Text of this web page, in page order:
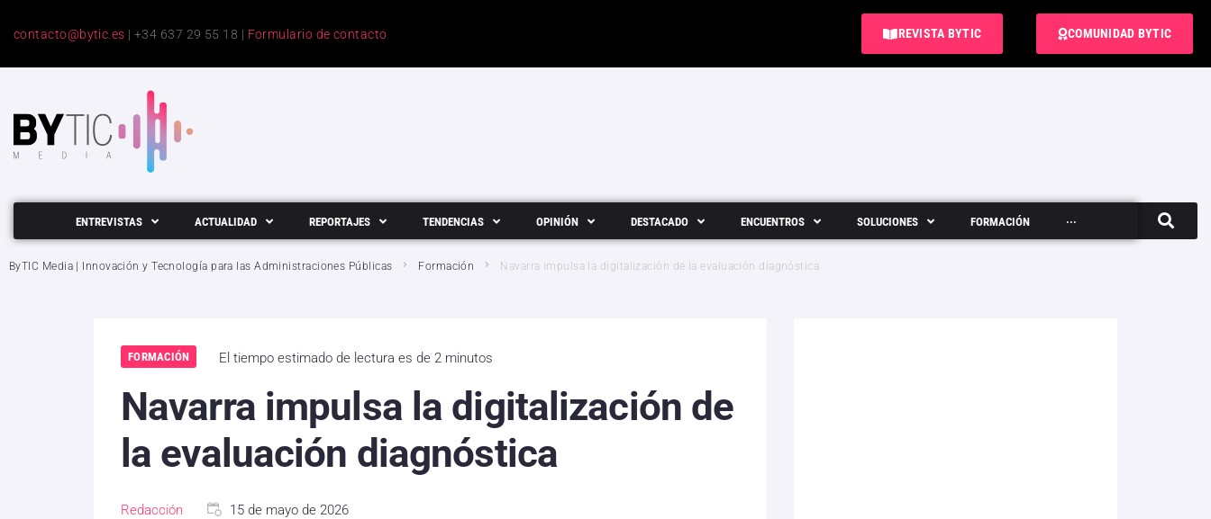
contacto@bytic.es | +34 637 29 55 18 | Formulario de contacto REVISTA BYTIC COMUNIDAD BYTIC
ENTREVISTAS ACTUALIDAD REPORTAJES TENDENCIAS OPINIÓN DESTACADO ENCUENTROS SOLUCIONES FORMACIÓN ···
ByTIC Media | Innovación y Tecnología para las Administraciones Públicas Formación Navarra impulsa la digitalización de la evaluación diagnóstica
FORMACIÓN El tiempo estimado de lectura es de 2 minutos
Navarra impulsa la digitalización de
la evaluación diagnóstica
Redacción 15 de mayo de 2026